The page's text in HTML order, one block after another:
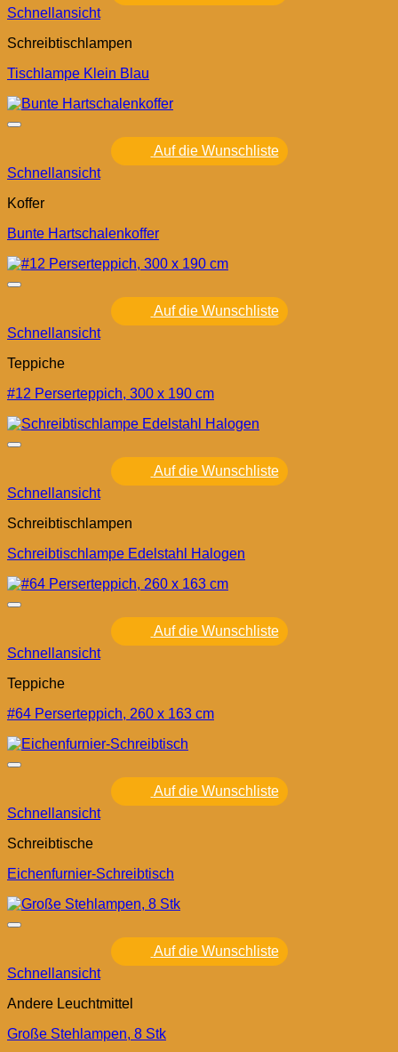
Schnellansicht
Schreibtischlampen
Tischlampe Klein Blau
Auf die Wunschliste
Schnellansicht
Koffer
Bunte Hartschalenkoffer
Auf die Wunschliste
Schnellansicht
Teppiche
#12 Perserteppich, 300 x 190 cm
Auf die Wunschliste
Schnellansicht
Schreibtischlampen
Schreibtischlampe Edelstahl Halogen
Auf die Wunschliste
Schnellansicht
Teppiche
#64 Perserteppich, 260 x 163 cm
Auf die Wunschliste
Schnellansicht
Schreibtische
Eichenfurnier-Schreibtisch
Auf die Wunschliste
Schnellansicht
Andere Leuchtmittel
Große Stehlampen, 8 Stk